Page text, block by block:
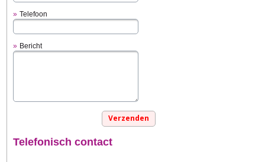
Telefoon
Bericht
Telefonisch contact